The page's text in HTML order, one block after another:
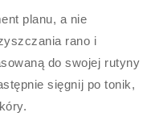
planu, a nie
rano i
do swojej rutyny
sięgnij po tonik,